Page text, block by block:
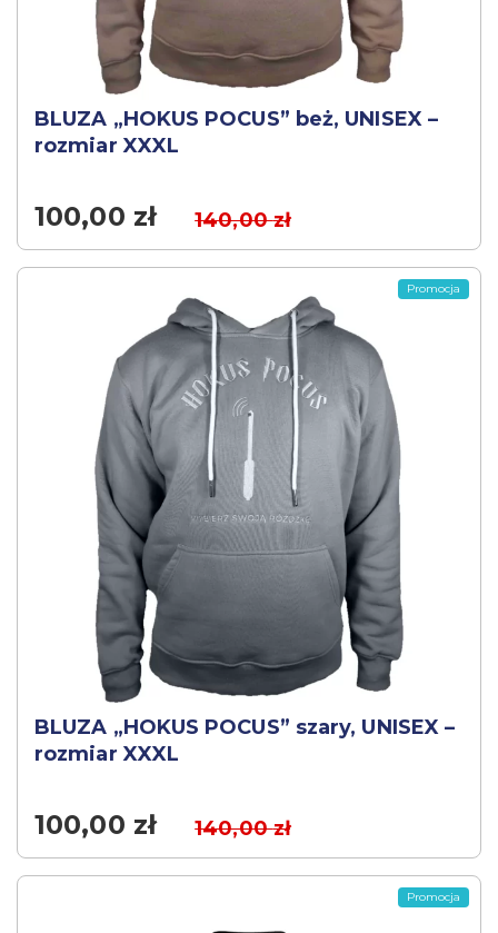
BLUZA „HOKUS POCUS” beż, UNISEX –
rozmiar XXXL
100,00 zł 140,00zł
BLUZA „HOKUS POCUS” szary, UNISEX –
rozmiar XXXL
Promocja
100,00 zł 140,00zł
Promocja